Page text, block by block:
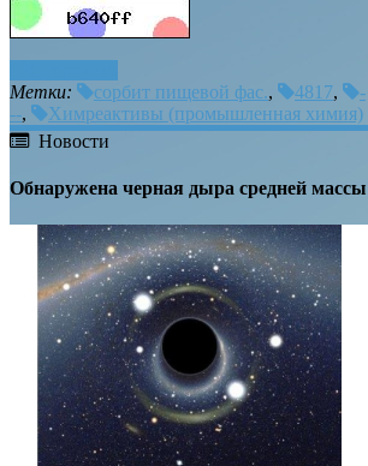
Метки:
сорбит пищевой фас., 4817,
-
--,
Химреактивы (промышленная химия)
Новости
Обнаружена черная дыра средней массы